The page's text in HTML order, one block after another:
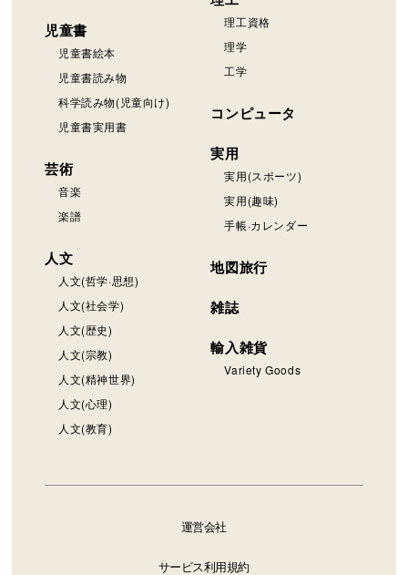
児童書
児童書絵本
児童書読み物
科学読み物(児童向け)
児童書実用書
芸術
音楽
楽譜
人文
人文(哲学·思想)
人文(社会学)
人文(歴史)
人文(宗教)
人文(精神世界)
人文(心理)
人文(教育)
理工資格
理学
工学
コンピュータ
実用
実用(スポーツ)
実用(趣味)
手帳·カレンダー
地図旅行
雑誌
輸入雑貨
Variety Goods
運営会社
サービス利用規約